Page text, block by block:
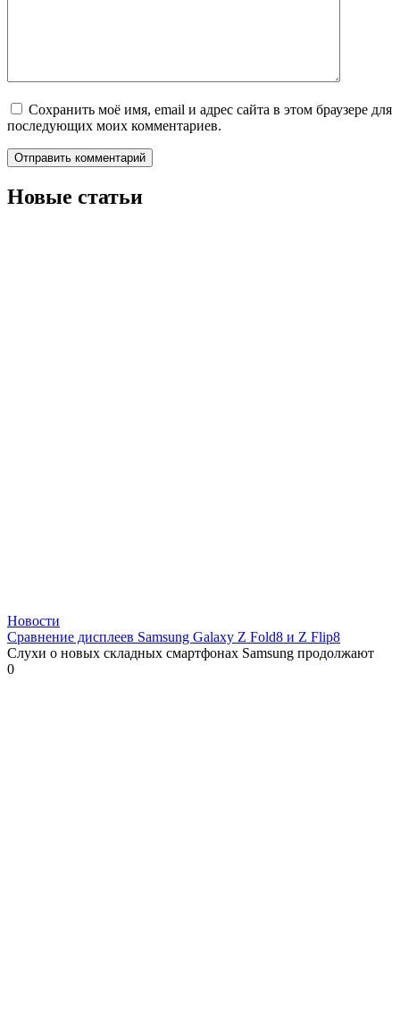
Сохранить моё имя, email и адрес сайта в этом браузере для
последующих моих комментариев.
Новые статьи
Новости
Сравнение дисплеев Samsung Galaxy Z Fold8 и Z Flip8
Слухи о новых складных смартфонах Samsung продолжают
0